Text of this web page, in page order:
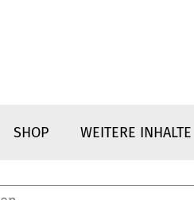
SHOP WEITERE INHALTE